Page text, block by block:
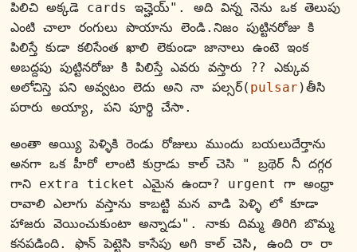
పిలిచి అక్కడె cards ఇచ్హెయ్". అది విన్న నెను ఒక తెలుపు
ఎంటి చాలా రంగులు పొయాను లెండి.నిజం పుట్టినరోజు కి
పిలిస్తే కుడా కలిసేంత ఖాలి లెకుండా జానాలు ఉంటె ఇంక
అబద్దపు పుట్టినరోజు కి పిలిస్తే ఎవరు వస్తారు ?? ఎక్కువ
అలోచిస్తె పని అవ్వటం లెదు అని నా పల్సర్( pulsar )తీసి
పరారు అయ్యా, పని పూర్థి చేసా.
అంతా అయ్యి పెళ్ళికి రెండు రోజులు ముందు బయలుదేర్తాను
అనగా ఒక హీరో లాంటి కుర్రాడు కాల్ చెసి " బ్రథెర్ నీ దగ్గర
గాని extra ticket ఎమైన ఉందా? urgent గా అంధ్రా
రావాలి ఎలాగు వస్తాను కాబట్టి మన వాడి పెళ్ళి లో కూడా
హాజరు వెయించుకుంటా అన్నాడు". నాకు దిమ్మ తిరిగి బొమ్మ
కనపడింది. ఫొన్ పెట్టెసి కాసేపు అగి కాల్ చెసి, ఉంది రా రా